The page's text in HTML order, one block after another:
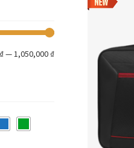
—1,050,000 ₫